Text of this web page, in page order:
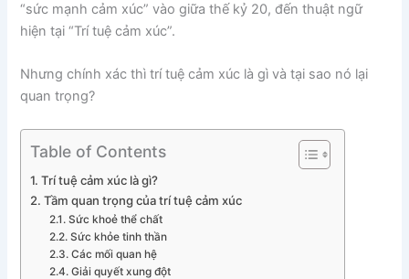
“sức mạnh cảm xúc” vào giữa thế kỷ 20, đến thuật ngữ
hiện tại “Trí tuệ cảm xúc”.
Nhưng chính xác thì trí tuệ cảm xúc là gì và tại sao nó lại
quan trọng?
Table of Contents
Trí tuệ cảm xúc là gì?
Tầm quan trọng của trí tuệ cảm xúc
Sức khoẻ thể chất
Sức khỏe tinh thần
Các mối quan hệ
Giải quyết xung đột